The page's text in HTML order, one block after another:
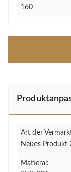
160
Art der
Neues Produkt
Matieral: